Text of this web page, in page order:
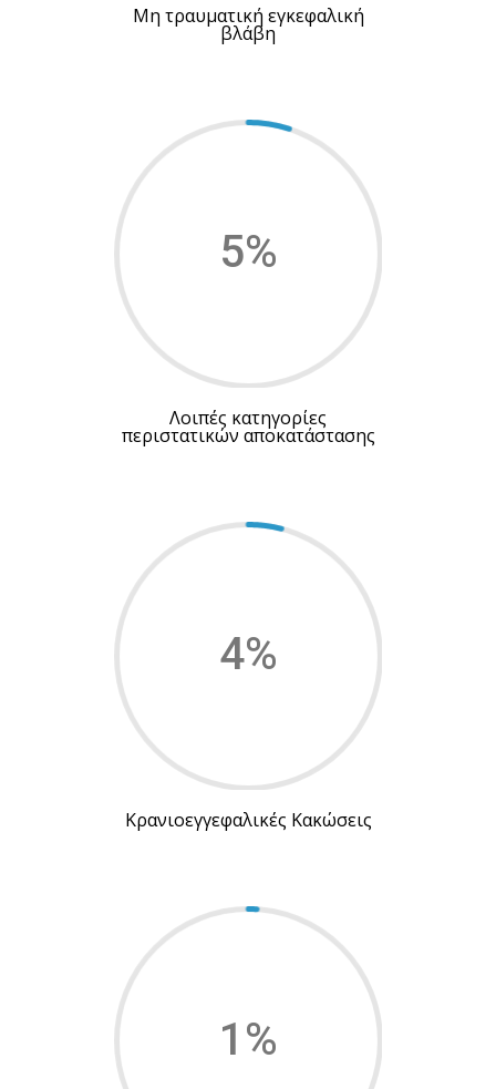
Μη τραυματική εγκεφαλική
βλάβη
5%
Λοιπές κατηγορίες
περιστατικών αποκατάστασης
4%
Κρανιοεγγεφαλικές Κακώσεις
1 %